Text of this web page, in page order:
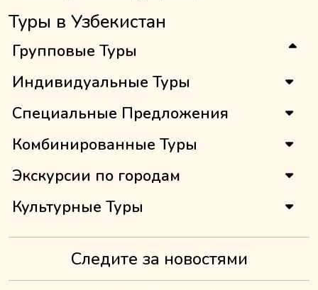
Туры в Узбекистан
Групповые Туры
Индивидуальные Туры
Специальные Предложения
Комбинированные Туры
Экскурсии по городам
Культурные Туры
Следите за новостями